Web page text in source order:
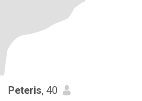
Peteris, 40